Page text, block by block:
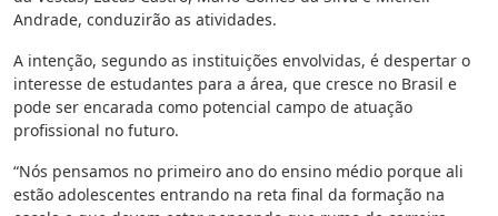
Andrade, conduzirão as atividades.
A intenção, segundo as instituições envolvidas, é despertar o
interesse de estudantes para a área, que cresce no Brasil e
pode ser encarada como potencial campo de atuação
profissional no futuro.
“Nós pensamos no primeiro ano do ensino médio porque ali
estão adolescentes entrando na reta final da formação na